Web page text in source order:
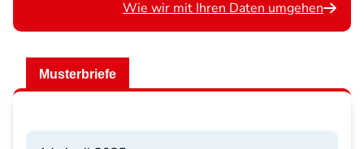
Wie wir mit Ihren Daten umgehen
Musterbriefe